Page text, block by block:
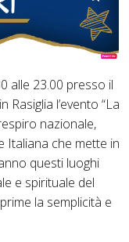
alle 23.00 presso il
l’evento “La
nazionale,
Italiana che mette in
questi luoghi
e spirituale del
la semplicità e